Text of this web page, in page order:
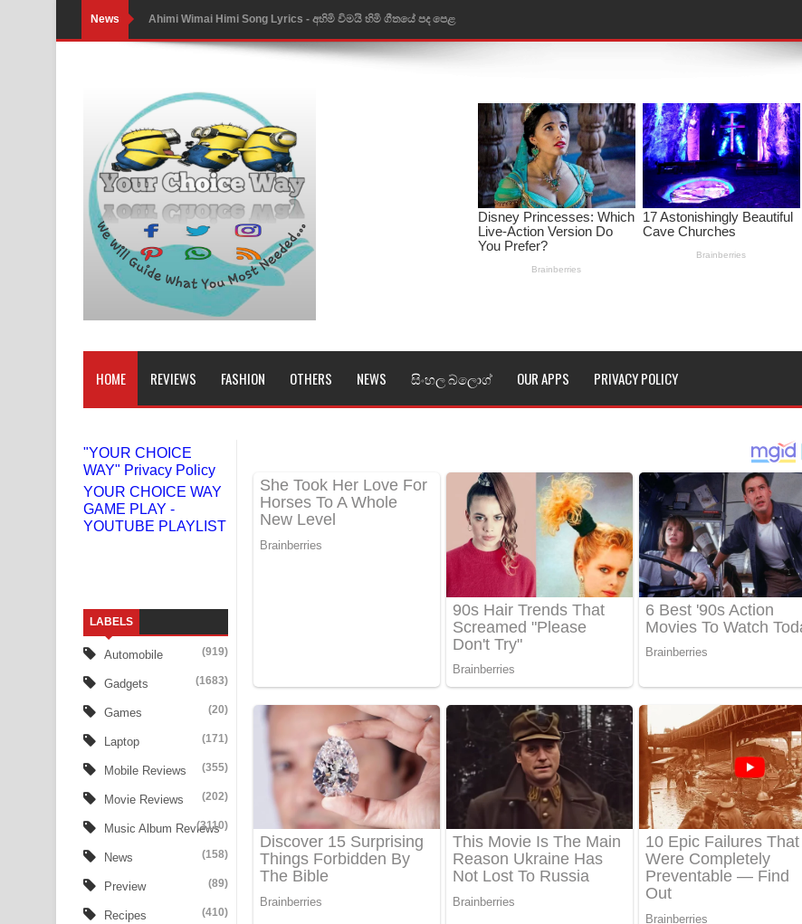
News Ahimi Wimai Himi Song Lyrics - අහිමි විමයි හිමි ගීතයේ පද පෙළ
Mathaka Parana Song Lyrics - මතක පාරනා ගීතයේ පද පෙළ
Nimnadhen Song Lyrics - නිම්නාදෙන් ගීතයේ පද පෙළ
Obamai Mage Adare Song Lyrics - ඔබමයි මගේ ආදරේ ගීතයේ පද පෙළ
Pansal Gihin Song Lyrics - පන්සල් ගිහිං ගීතයේ පද පෙළ
Ankeliya Song Lyrics - අංකෙළිය ගීතයේ පද පෙළ
DEAR GOD Song Lyrics - ඩියර් ගෝඩ් ගීතයේ පද පෙළ
MANAMALA KATHA Song Lyrics - මනමාල කතා ගීතයේ පද පෙළ
Dai Dai Lyrics - Shakira, Burna Boy | 2026 football world cup song lyrics
Numba Dun Aadare Song Lyrics - නුඹ දුන් ආදරේ ගීතයේ පද පෙළ
Liyamuda Dan Anagathe Song Lyrics - ලියමුද දැන් අනාගතේ ගීතයේ පද පෙළ
Doni Song Lyrics - දෝණි ගීතයේ පද පෙළ
Benthara Palame Song Lyrics - බෙන්තර පාලමේ ගීතයේ පද පෙළ
Adare Wadi Nisa Song Lyrics - ආදරේ වැඩි නිසා ගීතයේ පද පෙළ
UNUHUMA Song Lyrics - උණුහුම ගීතයේ පද පෙළ
Katakara Song Lyrics - කටකාර ගීතයේ පද පෙළ
Tharu Yaye Dilena Song Lyrics - තරු යායේ දිලෙනා ගීතයේ පද පෙළ
Ow Man Sosa Song Lyrics - ඔව් මං සෝසා ගීතයේ පද පෙළ
Heavy Weight Song Lyrics
HOME REVIEWS FASHION OTHERS NEWS සිංහල බ්ලොග් OUR APPS PRIVACY POLICY
"YOUR CHOICE
WAY" Privacy Policy
YOUR CHOICE WAY
GAME PLAY -
YOUTUBE PLAYLIST
LABELS
Automobile (919)
Gadgets (1683)
Games (20)
Laptop (171)
Mobile Reviews (355)
Movie Reviews (202)
Music Album Reviews
(3110)
News (158)
Preview (89)
Recipes (410)